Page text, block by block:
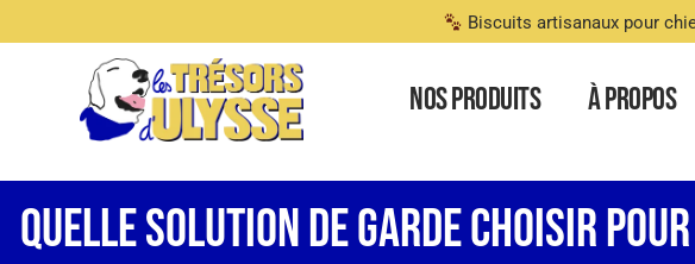
Biscuits artisanaux pour
Nos produits À Propos
Quelle Solution De Garde Choisir Pour